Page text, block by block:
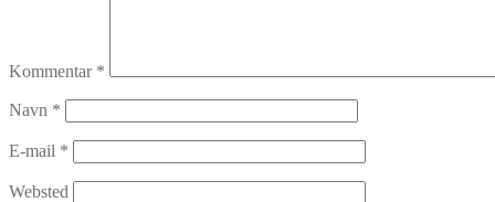
Kommentar *
Navn *
E-mail *
Websted